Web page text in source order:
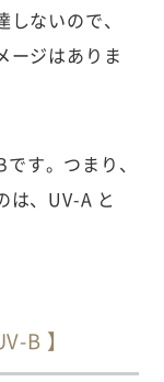
ないので、
ージはありま
す。つまり、
は、UV-A と
B 】